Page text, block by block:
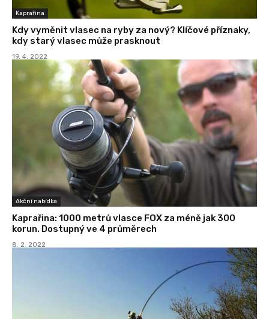
Kaprařina
Kdy vyměnit vlasec na ryby za nový? Klíčové příznaky,
kdy starý vlasec může prasknout
19. 4. 2022
Akční nabídka
Kaprařina: 1000 metrů vlasce FOX za méně jak 300
korun. Dostupný ve 4 průměrech
8. 2. 2022